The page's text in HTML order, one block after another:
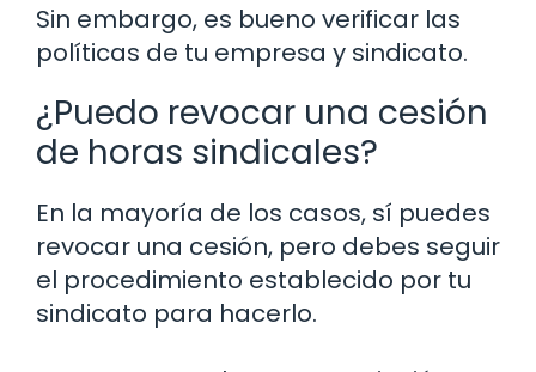
Sin embargo, es bueno verificar las
políticas de tu empresa y sindicato.
¿Puedo revocar una cesión
de horas sindicales?
En la mayoría de los casos, sí puedes
revocar una cesión, pero debes seguir
el procedimiento establecido por tu
sindicato para hacerlo.